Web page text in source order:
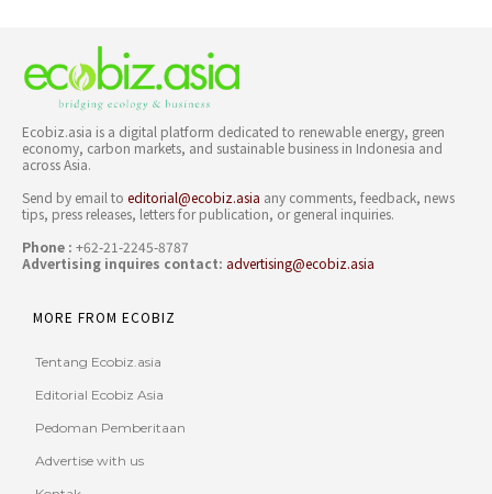
Ecobiz.asia is a digital platform dedicated to renewable energy, green
economy, carbon markets, and sustainable business in Indonesia and
across Asia.
Send by email to editorial@ecobiz.asia any comments, feedback, news
tips, press releases, letters for publication, or general inquiries.
Phone : +62-21-2245-8787
Advertising inquires contact: advertising@ecobiz.asia
MORE FROM ECOBIZ
Tentang Ecobiz.asia
Editorial Ecobiz Asia
Pedoman Pemberitaan
Advertise with us